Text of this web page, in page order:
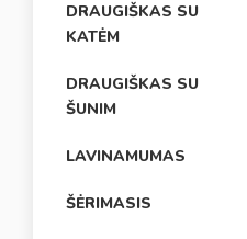
DRAUGIŠKAS SU
KATĖM
DRAUGIŠKAS SU
ŠUNIM
LAVINAMUMAS
ŠĖRIMASIS